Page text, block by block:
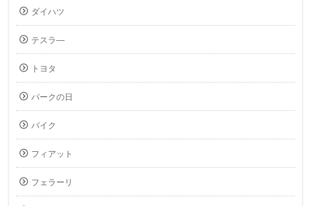
ダイハツ
テスラ―
トヨタ
パークの日
バイク
フィアット
フェラーリ